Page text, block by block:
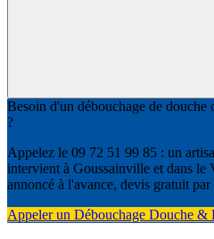
Besoin d'un débouchage de
?
Appelez le 09 72 51 99 85 : un
intervient à Goussainville et dans
annoncé à l'avance, devis gratuit par
Appeler un Débouchage Douche &